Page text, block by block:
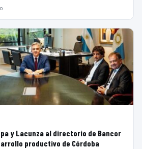
y Lacunza al directorio de Bancor
productivo de Córdoba